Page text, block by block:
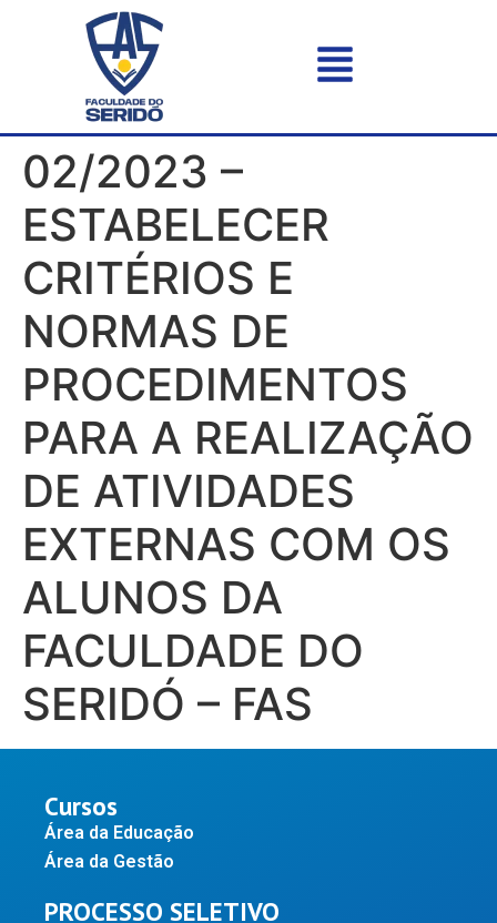
02/2023 –
ESTABELECER
CRITÉRIOS E
NORMAS DE
PROCEDIMENTOS
PARA A REALIZAÇÃO
DE ATIVIDADES
EXTERNAS COM OS
ALUNOS DA
FACULDADE DO
SERIDÓ – FAS
Cursos
Área da Educação
Área da Gestão
PROCESSO SELETIVO